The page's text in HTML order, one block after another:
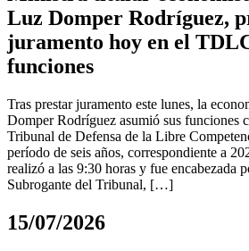
Luz Domper Rodríguez,
juramento hoy en el
funciones
Tras prestar juramento este lunes, la
Domper Rodríguez asumió sus funciones
Tribunal de Defensa de la Libre
período de seis años, correspondiente a
realizó a las 9:30 horas y fue encabezada
Subrogante del Tribunal, […]
15/07/2026